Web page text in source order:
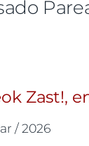
este mes
Zast!,
/ 2026